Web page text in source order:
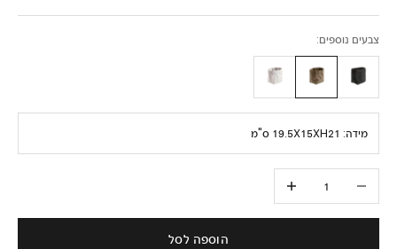
צבעים נוספים:
מידה: 19.5X15XH21 ס"מ
הגדלת הכמות
הוספה לסל